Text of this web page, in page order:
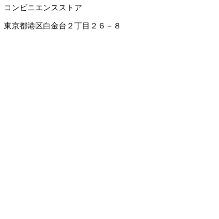
コンビニエンスストア
東京都港区白金台２丁目２６－８